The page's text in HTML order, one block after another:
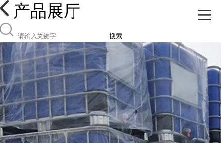
产品展厅
搜索